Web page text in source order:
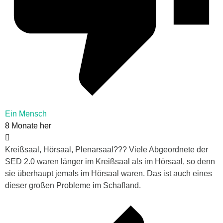
Ein Mensch
8 Monate her
Kreißsaal, Hörsaal, Plenarsaal??? Viele Abgeordnete der
SED 2.0 waren länger im Kreißsaal als im Hörsaal, so denn
sie überhaupt jemals im Hörsaal waren. Das ist auch eines
dieser großen Probleme im Schafland.